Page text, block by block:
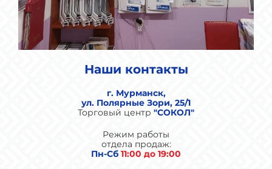
Наши контакты
г. Мурманск,
ул. Полярные Зори, 25/1
Торговый центр "СОКОЛ"
Режим работы
отдела продаж:
Пн-Сб 11:00 до 19:00